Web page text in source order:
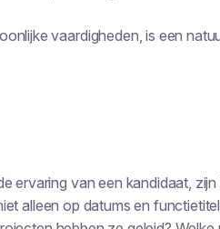
vaardigheden, is een
ervaring van een kandidaat,
alleen op datums en